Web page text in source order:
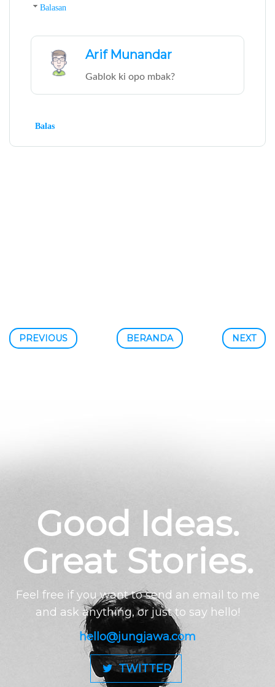
Balasan
Arif Munandar
Gablok ki opo mbak?
Balas
PREVIOUS NEXT
BERANDA
Good Ideas.
Great Stories.
Feel free if you want to send an email to me
and ask anything, or just to say hello!
hello@jungjawa.com
TWITTER